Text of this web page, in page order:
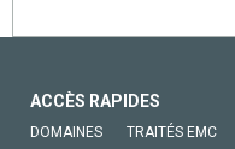
ACCÈS RAPIDES
DOMAINES TRAITÉS EMC